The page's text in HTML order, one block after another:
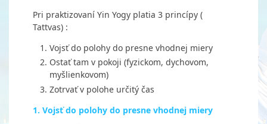
Pri praktizovaní Yin Yogy platia 3 princípy (
Tattvas) :
Vojsť do polohy do presne vhodnej miery
Ostať tam v pokoji (fyzickom, dychovom,
myšlienkovom)
Zotrvať v polohe určitý čas
1. Vojsť do polohy do presne vhodnej miery